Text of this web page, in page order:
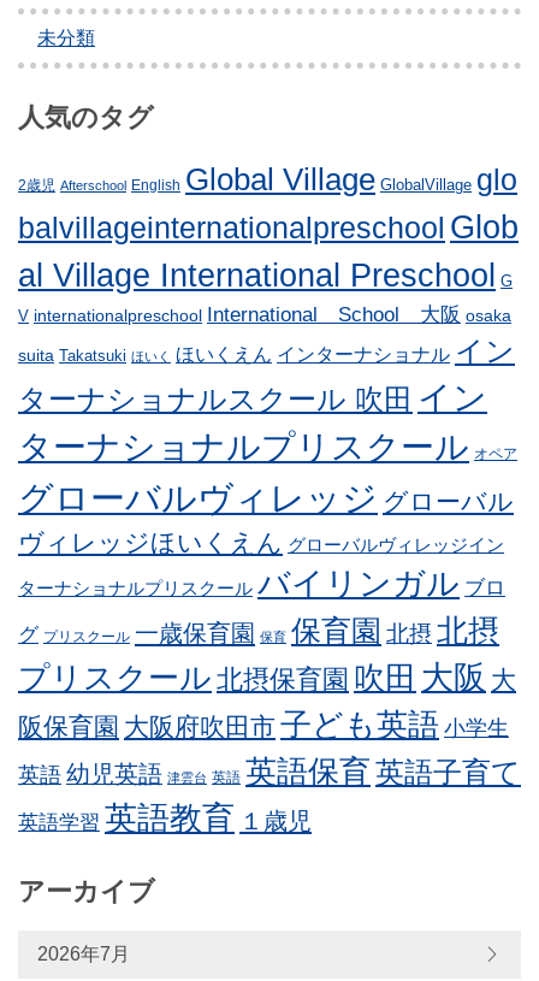
未分類
人気のタグ
2歳児 Afterschool English Global Village GlobalVillage glo
balvillageinternationalpreschool Glob
al Village International Preschool G
V internationalpreschool International School 大阪 osaka
suita Takatsuki ほいく ほいくえん インターナショナル イン
ターナショナルスクール 吹田 イン
ターナショナルプリスクール オペア
グローバルヴィレッジ グローバル
ヴィレッジほいくえん グローバルヴィレッジイン
ターナショナルプリスクール バイリンガル ブロ
グ プリスクール 一歳保育園 保育 保育園 北摂 北摂
プリスクール 北摂保育園 吹田 大阪 大
阪保育園 大阪府吹田市子ども英語 小学生
英語幼児英語 津雲台 英語 英語保育英語子育て
英語学習 英語教育 １歳児
アーカイブ
2026年7月